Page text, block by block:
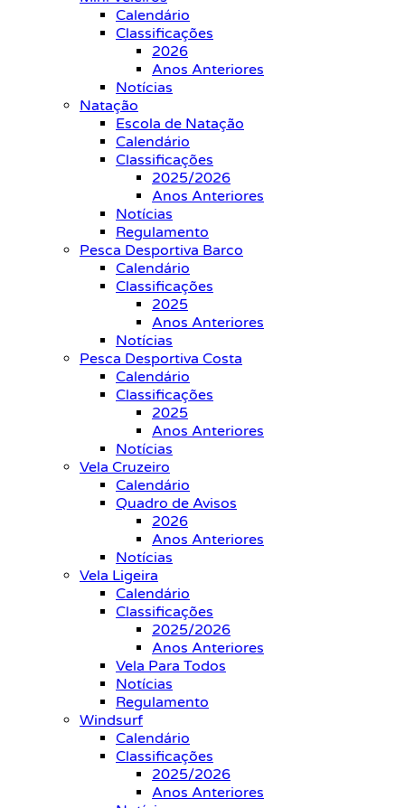
Calendário
Classificações
2026
Anos Anteriores
Notícias
Natação
Escola de Natação
Calendário
Classificações
2025/2026
Anos Anteriores
Notícias
Regulamento
Pesca Desportiva Barco
Calendário
Classificações
2025
Anos Anteriores
Notícias
Pesca Desportiva Costa
Calendário
Classificações
2025
Anos Anteriores
Notícias
Vela Cruzeiro
Calendário
Quadro de Avisos
2026
Anos Anteriores
Notícias
Vela Ligeira
Calendário
Classificações
2025/2026
Anos Anteriores
Vela Para Todos
Notícias
Regulamento
Windsurf
Calendário
Classificações
2025/2026
Anos Anteriores